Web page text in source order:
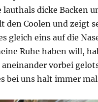
lauthals dicke Backen
den Coolen und zeigt
gleich eins auf die
Ruhe haben will,
vorbei
bei uns halt immer